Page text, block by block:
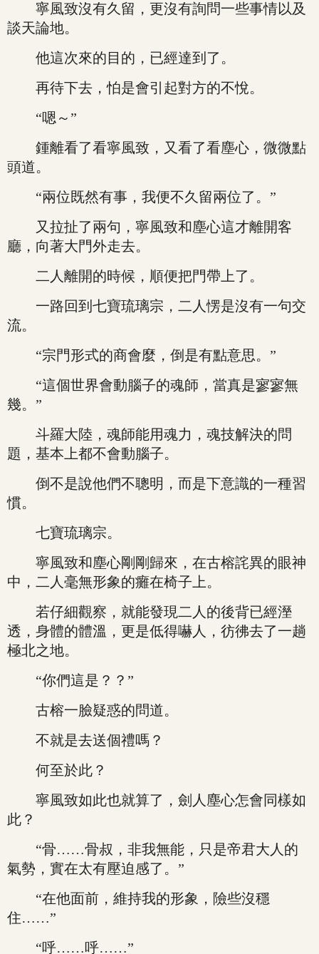
寧風致沒有久留，更沒有詢問一些事情以及
談天論地。
他這次來的目的，已經達到了。
再待下去，怕是會引起對方的不悅。
“嗯～”
鍾離看了看寧風致，又看了看塵心，微微點
頭道。
“兩位既然有事，我便不久留兩位了。”
又拉扯了兩句，寧風致和塵心這才離開客
廳，向著大門外走去。
二人離開的時候，順便把門帶上了。
一路回到七寶琉璃宗，二人愣是沒有一句交
流。
“宗門形式的商會麼，倒是有點意思。”
“這個世界會動腦子的魂師，當真是寥寥無
幾。”
斗羅大陸，魂師能用魂力，魂技解決的問
題，基本上都不會動腦子。
倒不是說他們不聰明，而是下意識的一種習
慣。
七寶琉璃宗。
寧風致和塵心剛剛歸來，在古榕詫異的眼神
中，二人毫無形象的癱在椅子上。
若仔細觀察，就能發現二人的後背已經溼
透，身體的體溫，更是低得嚇人，彷彿去了一趟
極北之地。
“你們這是？？”
古榕一臉疑惑的問道。
不就是去送個禮嗎？
何至於此？
寧風致如此也就算了，劍人塵心怎會同樣如
此？
“骨……骨叔，非我無能，只是帝君大人的
氣勢，實在太有壓迫感了。”
“在他面前，維持我的形象，險些沒穩
住……”
“呼……呼……”